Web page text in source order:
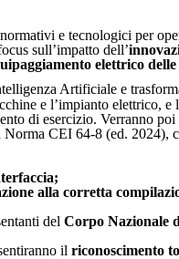
e tecnologici per
sull’impatto dell’
elettrico
Artificiale e
e l’impianto elettrico,
di esercizio. Verranno
CEI 64-8 (ed. 2024),
alla corretta
del Corpo Nazionale
il riconoscimento